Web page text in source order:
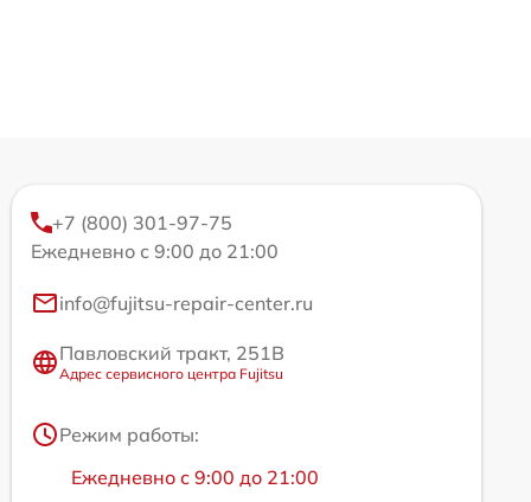
+7 (800) 301-97-75
Ежедневно с 9:00 до 21:00
info@fujitsu-repair-center.ru
Павловский тракт, 251В
Адрес сервисного центра Fujitsu
Режим работы:
Ежедневно с 9:00 до 21:00